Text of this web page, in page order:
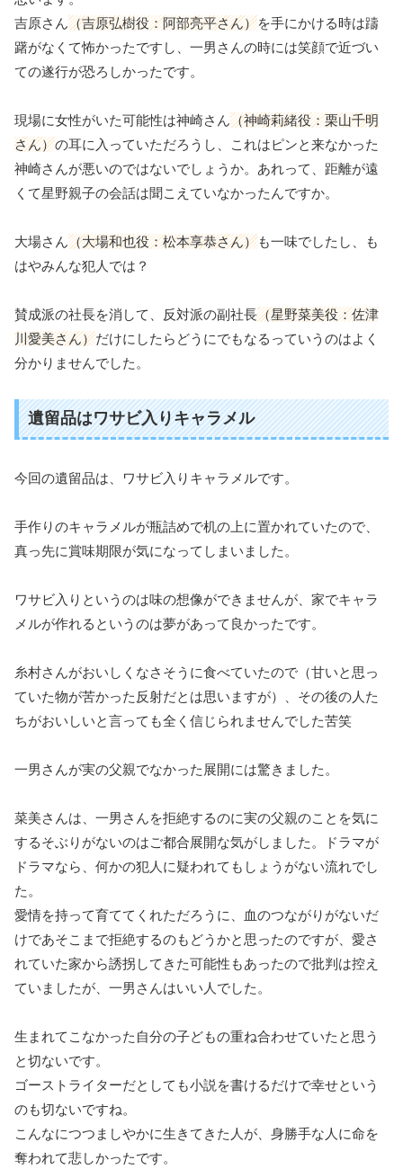
吉原さん（吉原弘樹役：阿部亮平さん）を手にかける時は躊
躇がなくて怖かったですし、一男さんの時には笑顔で近づい
ての遂行が恐ろしかったです。
現場に女性がいた可能性は神崎さん（神崎莉緒役：栗山千明
さん）の耳に入っていただろうし、これはピンと来なかった
神崎さんが悪いのではないでしょうか。あれって、距離が遠
くて星野親子の会話は聞こえていなかったんですか。
大場さん（大場和也役：松本享恭さん）も一味でしたし、も
はやみんな犯人では？
賛成派の社長を消して、反対派の副社長（星野菜美役：佐津
川愛美さん）だけにしたらどうにでもなるっていうのはよく
分かりませんでした。
遺留品はワサビ入りキャラメル
今回の遺留品は、ワサビ入りキャラメルです。
手作りのキャラメルが瓶詰めで机の上に置かれていたので、
真っ先に賞味期限が気になってしまいました。
ワサビ入りというのは味の想像ができませんが、家でキャラ
メルが作れるというのは夢があって良かったです。
糸村さんがおいしくなさそうに食べていたので（甘いと思っ
ていた物が苦かった反射だとは思いますが）、その後の人た
ちがおいしいと言っても全く信じられませんでした苦笑
一男さんが実の父親でなかった展開には驚きました。
菜美さんは、一男さんを拒絶するのに実の父親のことを気に
するそぶりがないのはご都合展開な気がしました。ドラマが
ドラマなら、何かの犯人に疑われてもしょうがない流れでし
た。
愛情を持って育ててくれただろうに、血のつながりがないだ
けであそこまで拒絶するのもどうかと思ったのですが、愛さ
れていた家から誘拐してきた可能性もあったので批判は控え
ていましたが、一男さんはいい人でした。
生まれてこなかった自分の子どもの重ね合わせていたと思う
と切ないです。
ゴーストライターだとしても小説を書けるだけで幸せという
のも切ないですね。
こんなにつつましやかに生きてきた人が、身勝手な人に命を
奪われて悲しかったです。